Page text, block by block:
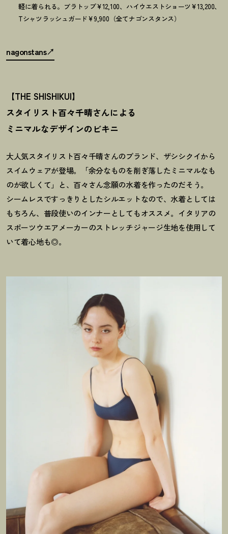
軽に着られる。ブラトップ¥12,100、ハイウエストショーツ¥13,200、
Tシャツラッシュガード¥9,900（全てナゴンスタンス）
nagonstans
【THE SHISHIKUI】
スタイリスト百々千晴さんによる
ミニマルなデザインのビキニ
大人気スタイリスト百々千晴さんのブランド、ザシシクイから
スイムウェアが登場。「余分なものを削ぎ落したミニマルなも
のが欲しくて」と、百々さん念願の水着を作ったのだそう。
シームレスですっきりとしたシルエットなので、水着としては
もちろん、普段使いのインナーとしてもオススメ。イタリアの
スポーツウエアメーカーのストレッチジャージ生地を使用して
いて着心地も◎。